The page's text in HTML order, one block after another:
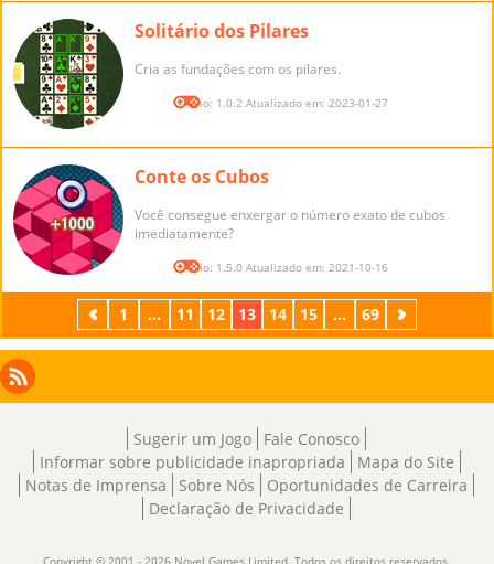
Solitário dos Pilares
Cria as fundações com os pilares.
Versão: 1.0.2 Atualizado em: 2023-01-27
Conte os Cubos
Você consegue enxergar o número exato de cubos
imediatamente?
Versão: 1.5.0 Atualizado em: 2021-10-16
Anterior
1 ... 11 12 13 14 15 ... 69 Próximo
Facebook
Instagram
X
LinkedIn
RSS
Sugerir um Jogo
Fale Conosco
Informar sobre publicidade inapropriada
Mapa do Site
Notas de Imprensa
Sobre Nós
Oportunidades de Carreira
Declaração de Privacidade
Copyright © 2001 - 2026 Novel Games Limited. Todos os direitos reservados.